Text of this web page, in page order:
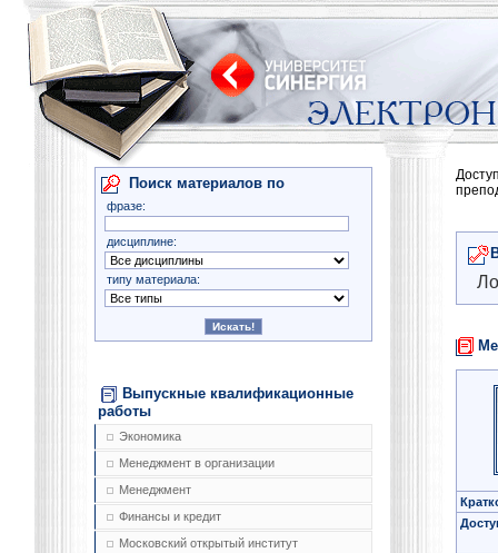
Поиск материалов по
фразе:
дисциплине:
типу материала:
Выпускные квалификационные
работы
Экономика
Менеджмент в организации
Менеджмент
Финансы и кредит
Московский открытый институт